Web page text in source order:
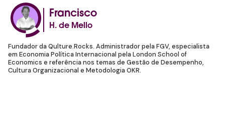
Francisco
H. de Mello
Fundador da Qulture.Rocks. Administrador pela FGV, especialista
em Economia Política Internacional pela London School of
Economics e referência nos temas de Gestão de Desempenho,
Cultura Organizacional e Metodologia OKR.